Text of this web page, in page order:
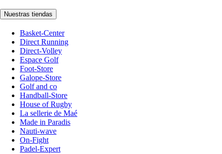
Nuestras tiendas
Basket-Center
Direct Running
Direct-Volley
Espace Golf
Foot-Store
Galope-Store
Golf and co
Handball-Store
House of Rugby
La sellerie de Maé
Made in Paradis
Nauti-wave
On-Fight
Padel-Expert